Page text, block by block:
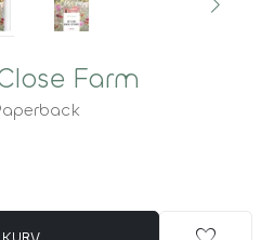
Farm